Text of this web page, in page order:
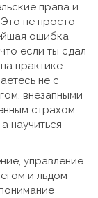
права и
Это не просто
ошибка
если ты сдал
практике —
не с
внезапными
страхом.
научиться
, управление
и льдом